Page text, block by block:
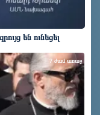
են ունեցել
7 ժամ առաջ